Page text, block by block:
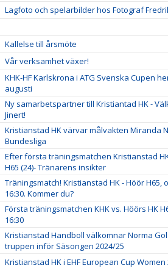
Lagfoto och spelarbilder hos Fotograf
Kallelse till årsmöte
Vår verksamhet växer!
KHK-HF Karlskrona i ATG Svenska Cupen
augusti
Ny samarbetspartner till Kristiantad HK -
Jinert!
Kristianstad HK värvar målvakten Miranda
Bundesliga
Efter första träningsmatchen Kristianstad
H65 (24)- Tränarens insikter
Träningsmatch! Kristianstad HK - Höör H65,
16:30. Kommer du?
Första träningsmatchen KHK vs. Höörs HK
16:30
Kristianstad Handboll välkomnar Norma
truppen inför Säsongen 2024/25
Kristianstad HK i EHF European Cup Women